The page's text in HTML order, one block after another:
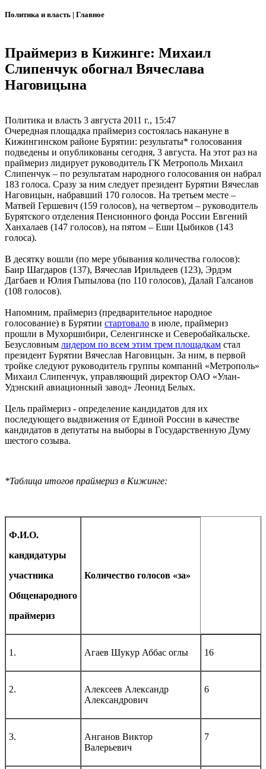
Политика и власть | Главное
Праймериз в Кижинге: Михаил
Слипенчук обогнал Вячеслава
Наговицына
Политика и власть 3 августа 2011 г., 15:47
Очередная площадка праймериз состоялась накануне в
Кижингинском районе Бурятии: результаты* голосования
подведены и опубликованы сегодня, 3 августа. На этот раз на
праймериз лидирует руководитель ГК Метрополь Михаил
Слипенчук – по результатам народного голосования он набрал
183 голоса. Сразу за ним следует президент Бурятии Вячеслав
Наговицын, набравший 170 голосов. На третьем месте –
Матвей Гершевич (159 голосов), на четвертом – руководитель
Бурятского отделения Пенсионного фонда России Евгений
Ханхалаев (147 голосов), на пятом – Еши Цыбиков (143
голоса).
В десятку вошли (по мере убывания количества голосов):
Баир Шагдаров (137), Вячеслав Ирильдеев (123), Эрдэм
Дагбаев и Юлия Гыпылова (по 110 голосов), Далай Галсанов
(108 голосов).
Напомним, праймериз (предварительное народное
голосование) в Бурятии стартовало в июле, праймериз
прошли в Мухоршибири, Селенгинске и Северобайкальске.
Безусловным лидером по всем этим трем площадкам стал
президент Бурятии Вячеслав Наговицын. За ним, в первой
тройке следуют руководитель группы компаний «Метрополь»
Михаил Слипенчук, управляющий директор ОАО «Улан-
Удэнский авиационный завод» Леонид Белых.
Цель праймериз - определение кандидатов для их
последующего выдвижения от Единой России в качестве
кандидатов в депутаты на выборы в Государственную Думу
шестого созыва.
*Таблица итогов праймериз в Кижинге:
Ф.И.О.
кандидатуры
участника
Общенародного
праймериз
Количество голосов «за»
1. Агаев Шукур Аббас оглы 16
2.
Алексеев Александр
Александрович
6
3.
Анганов Виктор
Валерьевич
7